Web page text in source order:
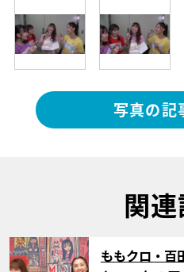
写真の記
関
サムネイル
ももクロ・百